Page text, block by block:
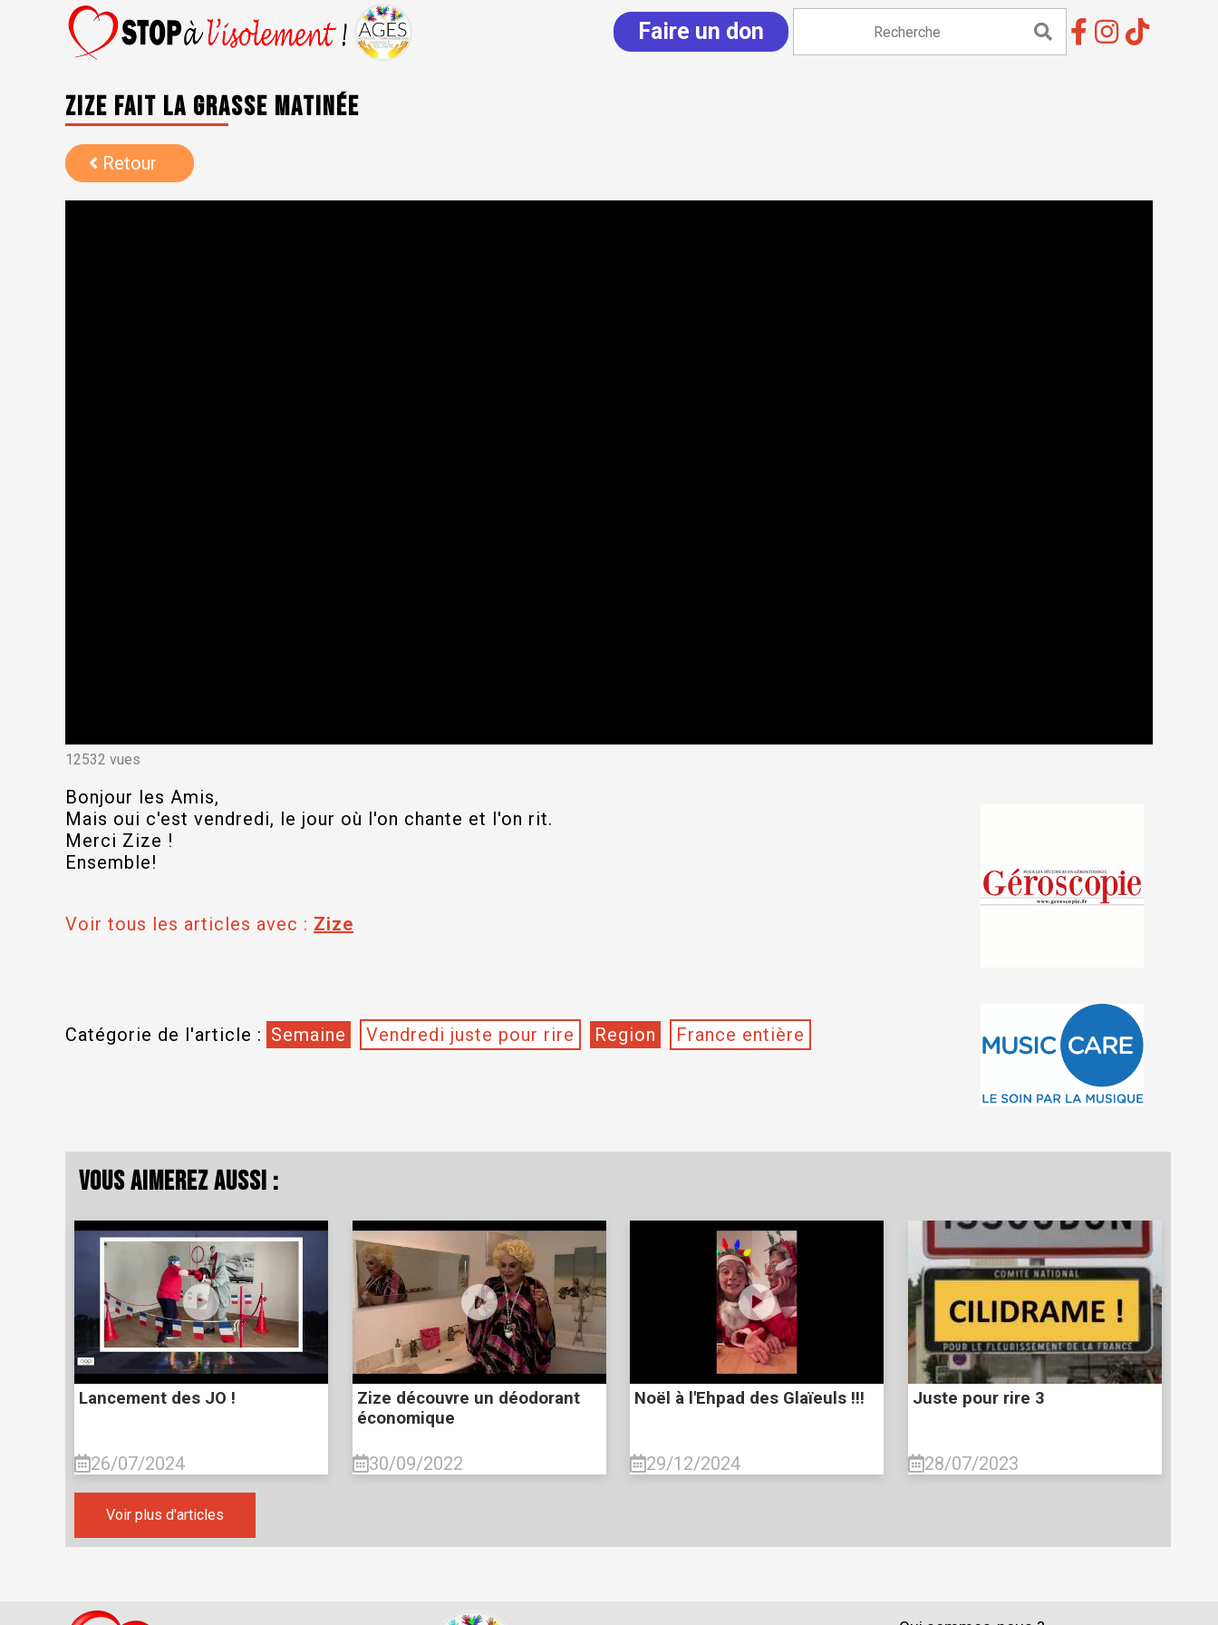
Faire un don
Zize fait la grasse matinée
Retour
12532 vues
Bonjour les Amis,
Mais oui c'est vendredi, le jour où l'on chante et l'on rit.
Merci Zize !
Ensemble!
Voir tous les articles avec : Zize
Catégorie de l'article : Semaine Vendredi juste pour rire Region France entière
Vous aimerez aussi :
Lancement des JO !
26/07/2024
Zize découvre un déodorant
économique
30/09/2022
Noël à l'Ehpad des Glaïeuls !!!
29/12/2024
Juste pour rire 3
28/07/2023
Voir plus d'articles